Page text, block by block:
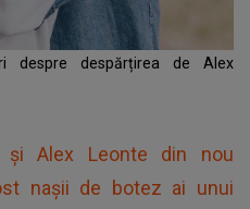
despre despărțirea de Alex
și Alex Leonte din nou
nașii de botez ai unui